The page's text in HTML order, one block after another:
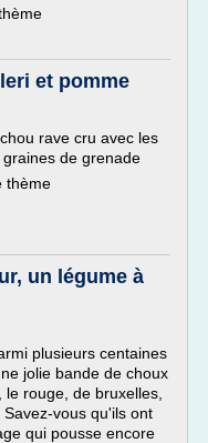
et pomme
rave cru avec les
de grenade
thème
un légume à
plusieurs centaines
jolie bande de choux
rouge, de bruxelles,
vous qu'ils ont
qui pousse encore